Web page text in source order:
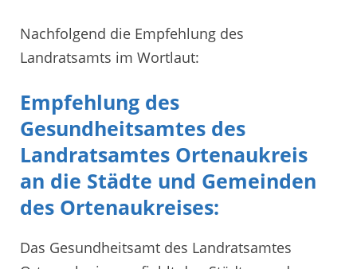
Nachfolgend die Empfehlung des
Landratsamts im Wortlaut:
Empfehlung des
Gesundheitsamtes des
Landratsamtes Ortenaukreis
an die Städte und Gemeinden
des Ortenaukreises:
Das Gesundheitsamt des Landratsamtes